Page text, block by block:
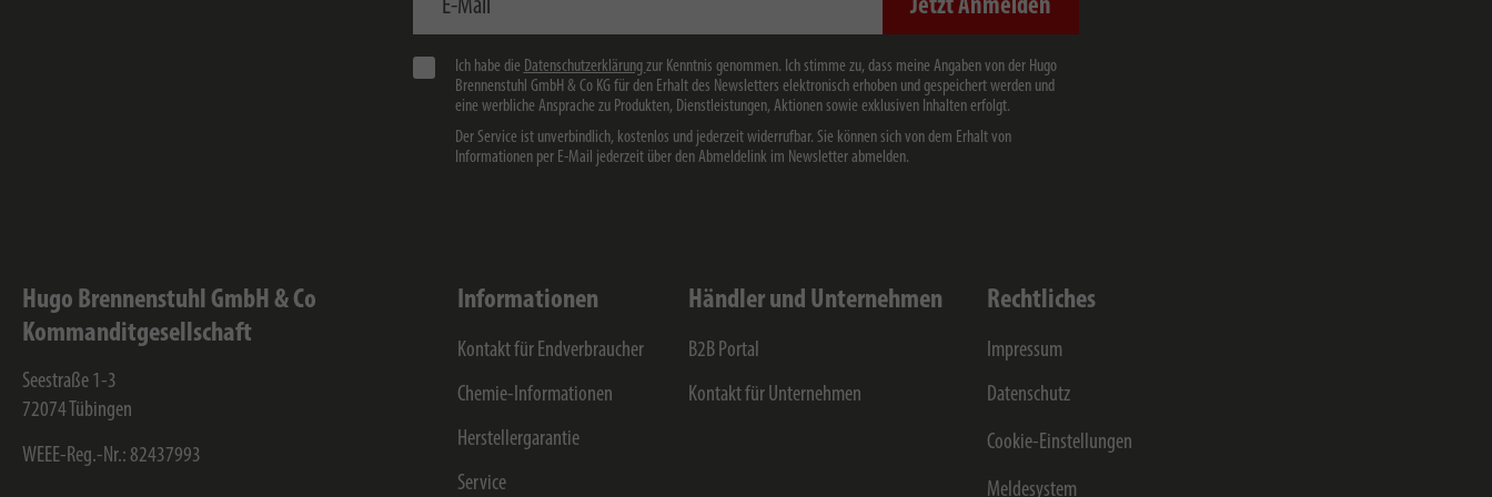
Jetzt Anmelden
Ich habe die Datenschutzerklärungzur Kenntnis genommen. Ich stimme zu, dass meine Angaben von der Hugo
Brennenstuhl GmbH & Co KG für den Erhalt des Newsletters elektronisch erhoben und gespeichert werden und
eine werbliche Ansprache zu Produkten, Dienstleistungen, Aktionen sowie exklusiven Inhalten erfolgt.
Der Service ist unverbindlich, kostenlos und jederzeit widerrufbar. Sie können sich von dem Erhalt von
Informationen per E-Mail jederzeit über den Abmeldelink im Newsletter abmelden.
Hugo Brennenstuhl GmbH & Co
Kommanditgesellschaft
Seestraße 1-3
72074 Tübingen
WEEE-Reg.-Nr.: 82437993
Informationen
Kontakt für Endverbraucher
Chemie-Informationen
Herstellergarantie
Service
Händler und Unternehmen
B2B Portal
Kontakt für Unternehmen
Rechtliches
Impressum
Datenschutz
Cookie-Einstellungen
Meldesystem